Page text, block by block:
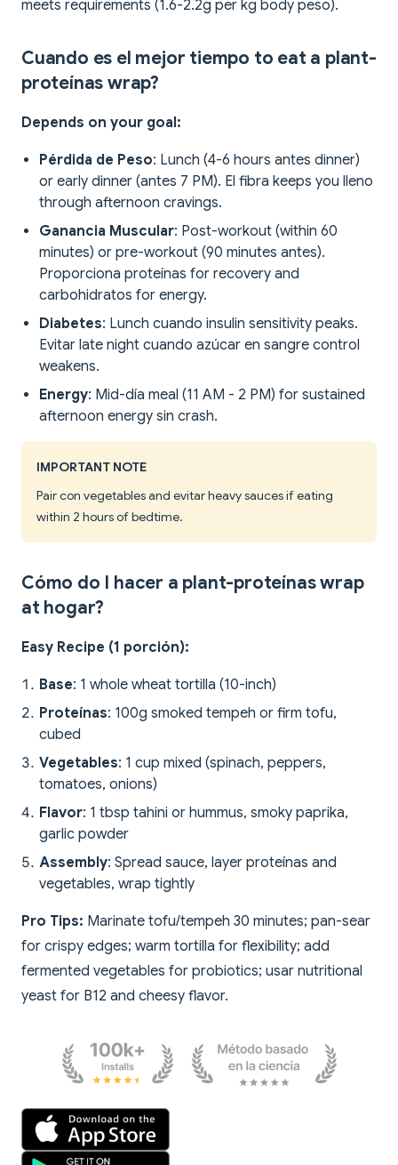
meets requirements (1.6-2.2g per kg body peso).
Cuando es el mejor tiempo to eat a plant-
proteínas wrap?
Depends on your goal:
Pérdida de Peso: Lunch (4-6 hours antes dinner)
or early dinner (antes 7 PM). El fibra keeps you lleno
through afternoon cravings.
Ganancia Muscular: Post-workout (within 60
minutes) or pre-workout (90 minutes antes).
Proporciona proteínas for recovery and
carbohidratos for energy.
Diabetes: Lunch cuando insulin sensitivity peaks.
Evitar late night cuando azúcar en sangre control
weakens.
Energy: Mid-día meal (11 AM - 2 PM) for sustained
afternoon energy sin crash.
IMPORTANT NOTE
Pair con vegetables and evitar heavy sauces if eating
within 2 hours of bedtime.
Cómo do I hacer a plant-proteínas wrap
at hogar?
Easy Recipe (1 porción):
Base: 1 whole wheat tortilla (10-inch)
Proteínas: 100g smoked tempeh or firm tofu,
cubed
Vegetables: 1 cup mixed (spinach, peppers,
tomatoes, onions)
Flavor: 1 tbsp tahini or hummus, smoky paprika,
garlic powder
Assembly: Spread sauce, layer proteínas and
vegetables, wrap tightly
Pro Tips: Marinate tofu/tempeh 30 minutes; pan-sear
for crispy edges; warm tortilla for flexibility; add
fermented vegetables for probiotics; usar nutritional
yeast for B12 and cheesy flavor.